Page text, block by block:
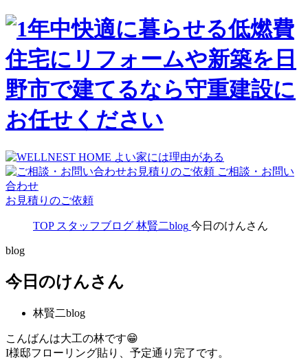
ご相談・お問い
合わせ
お見積りのご依頼
TOP スタッフブログ 林賢二blog 今日のけんさん
blog
今日のけんさん
林賢二blog
こんばんは大工の林です😁
I様邸フローリング貼り、予定通り完了です。